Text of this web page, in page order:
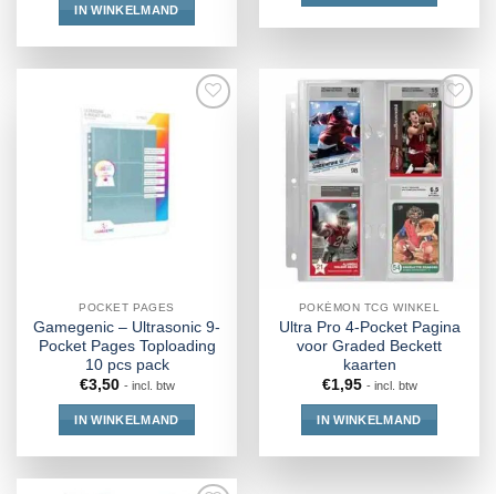
IN WINKELMAND
POCKET PAGES
Gamegenic – Ultrasonic 9-
Pocket Pages Toploading
10 pcs pack
€3,50 - incl. btw
IN WINKELMAND
POKÉMON TCG WINKEL
Ultra Pro 4-Pocket Pagina
voor Graded Beckett
kaarten
€1,95 - incl. btw
IN WINKELMAND